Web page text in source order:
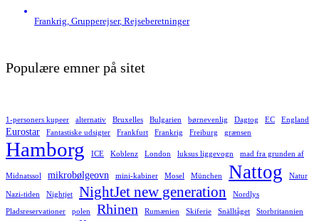
Frankrig, Grupperejser, Rejseberetninger
Populære emner på sitet
1-personers kupeer alternativ Bruxelles Bulgarien børnevenlig Dagtog EC England
Eurostar Fantastiske udsigter Frankfurt Frankrig Freiburg grænsen
Hamborg ICE Koblenz London luksus liggevogn mad fra grunden af
Midnatssol mikrobølgeovn mini-kabiner Mosel München Nattog Natur
Nazi-tiden Nightjet NightJet new generation Nordlys
Pladsreservationer polen Rhinen Rumænien Skiferie Snälltåget Storbritannien